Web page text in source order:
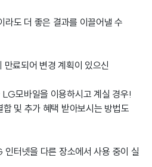
라도 더 좋은 결과를 이끌어낼 수
료되어 변경 계획이 있으신
모바일을 이용하시고 계실 경우!
및 추가 혜택 받아보시는 방법도
터넷을 다른 장소에서 사용 중이 실